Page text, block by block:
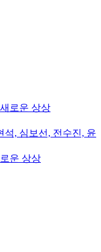
석, 심보선, 전수진, 윤
운 상상